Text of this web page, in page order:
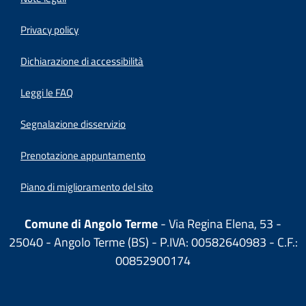
Privacy policy
Dichiarazione di accessibilità
Leggi le FAQ
Segnalazione disservizio
Prenotazione appuntamento
Piano di miglioramento del sito
Comune di Angolo Terme- Via Regina Elena, 53 -
25040 - Angolo Terme (BS) - P.IVA: 00582640983 - C.F.:
00852900174